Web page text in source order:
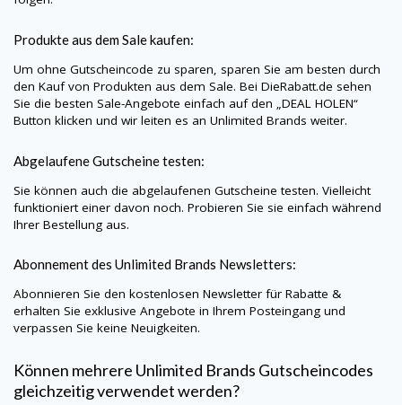
Produkte aus dem Sale kaufen:
Um ohne Gutscheincode zu sparen, sparen Sie am besten durch
den Kauf von Produkten aus dem Sale. Bei DieRabatt.de sehen
Sie die besten Sale-Angebote einfach auf den „DEAL HOLEN“
Button klicken und wir leiten es an Unlimited Brands weiter.
Abgelaufene Gutscheine testen:
Sie können auch die abgelaufenen Gutscheine testen. Vielleicht
funktioniert einer davon noch. Probieren Sie sie einfach während
Ihrer Bestellung aus.
Abonnement des Unlimited Brands Newsletters:
Abonnieren Sie den kostenlosen Newsletter für Rabatte &
erhalten Sie exklusive Angebote in Ihrem Posteingang und
verpassen Sie keine Neuigkeiten.
Können mehrere Unlimited Brands Gutscheincodes
gleichzeitig verwendet werden?